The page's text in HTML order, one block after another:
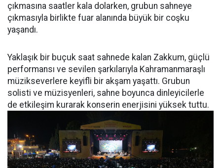
çıkmasına saatler kala dolarken, grubun sahneye
çıkmasıyla birlikte fuar alanında büyük bir coşku
yaşandı.
Yaklaşık bir buçuk saat sahnede kalan Zakkum, güçlü
performansı ve sevilen şarkılarıyla Kahramanmaraşlı
müzikseverlere keyifli bir akşam yaşattı. Grubun
solisti ve müzisyenleri, sahne boyunca dinleyicilerle
de etkileşim kurarak konserin enerjisini yüksek tuttu.